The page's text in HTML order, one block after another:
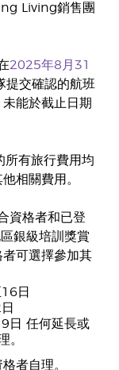
Living銷售團
2025年8月31
提交確認的航班
能於截止日期
所有旅行費用均
相關費用。
資格者和已登
銀級培訓獎賞
可選擇參加其
日
日 任何延長或
。
者自理。